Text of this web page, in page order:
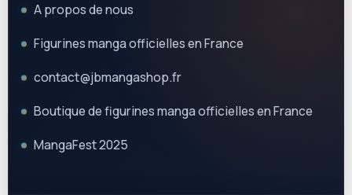
A propos de nous
Figurines manga officielles en France
contact@jbmangashop.fr
Boutique de figurines manga officielles en France
MangaFest 2025